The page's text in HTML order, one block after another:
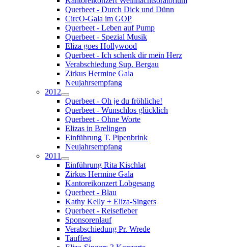
Querbeet - Durch Dick und Dünn
CircO-Gala im GOP
Querbeet - Leben auf Pump
Querbeet - Spezial Musik
Eliza goes Hollywood
Querbeet - Ich schenk dir mein Herz
Verabschiedung Sup. Bergau
Zirkus Hermine Gala
Neujahrsempfang
2012
Querbeet - Oh je du fröhliche!
Querbeet - Wunschlos glücklich
Querbeet - Ohne Worte
Elizas in Brelingen
Einführung T. Pipenbrink
Neujahrsempfang
2011
Einführung Rita Kischlat
Zirkus Hermine Gala
Kantoreikonzert Lobgesang
Querbeet - Blau
Kathy Kelly + Eliza-Singers
Querbeet - Reisefieber
Sponsorenlauf
Verabschiedung Pr. Wrede
Tauffest